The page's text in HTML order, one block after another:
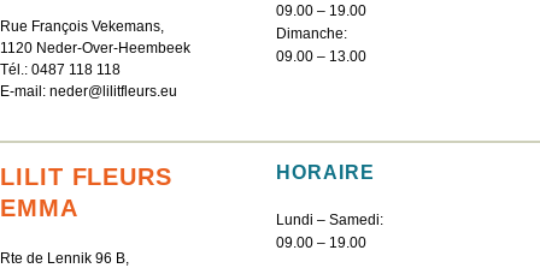
Rue François Vekemans,
1120 Neder-Over-Heembeek
Tél.: 0487 118 118
E-mail: neder@lilitfleurs.eu
09.00 – 19.00
Dimanche:
09.00 – 13.00
LILIT FLEURS
EMMA
Rte de Lennik 96 B,
HORAIRE
Lundi – Samedi:
09.00 – 19.00